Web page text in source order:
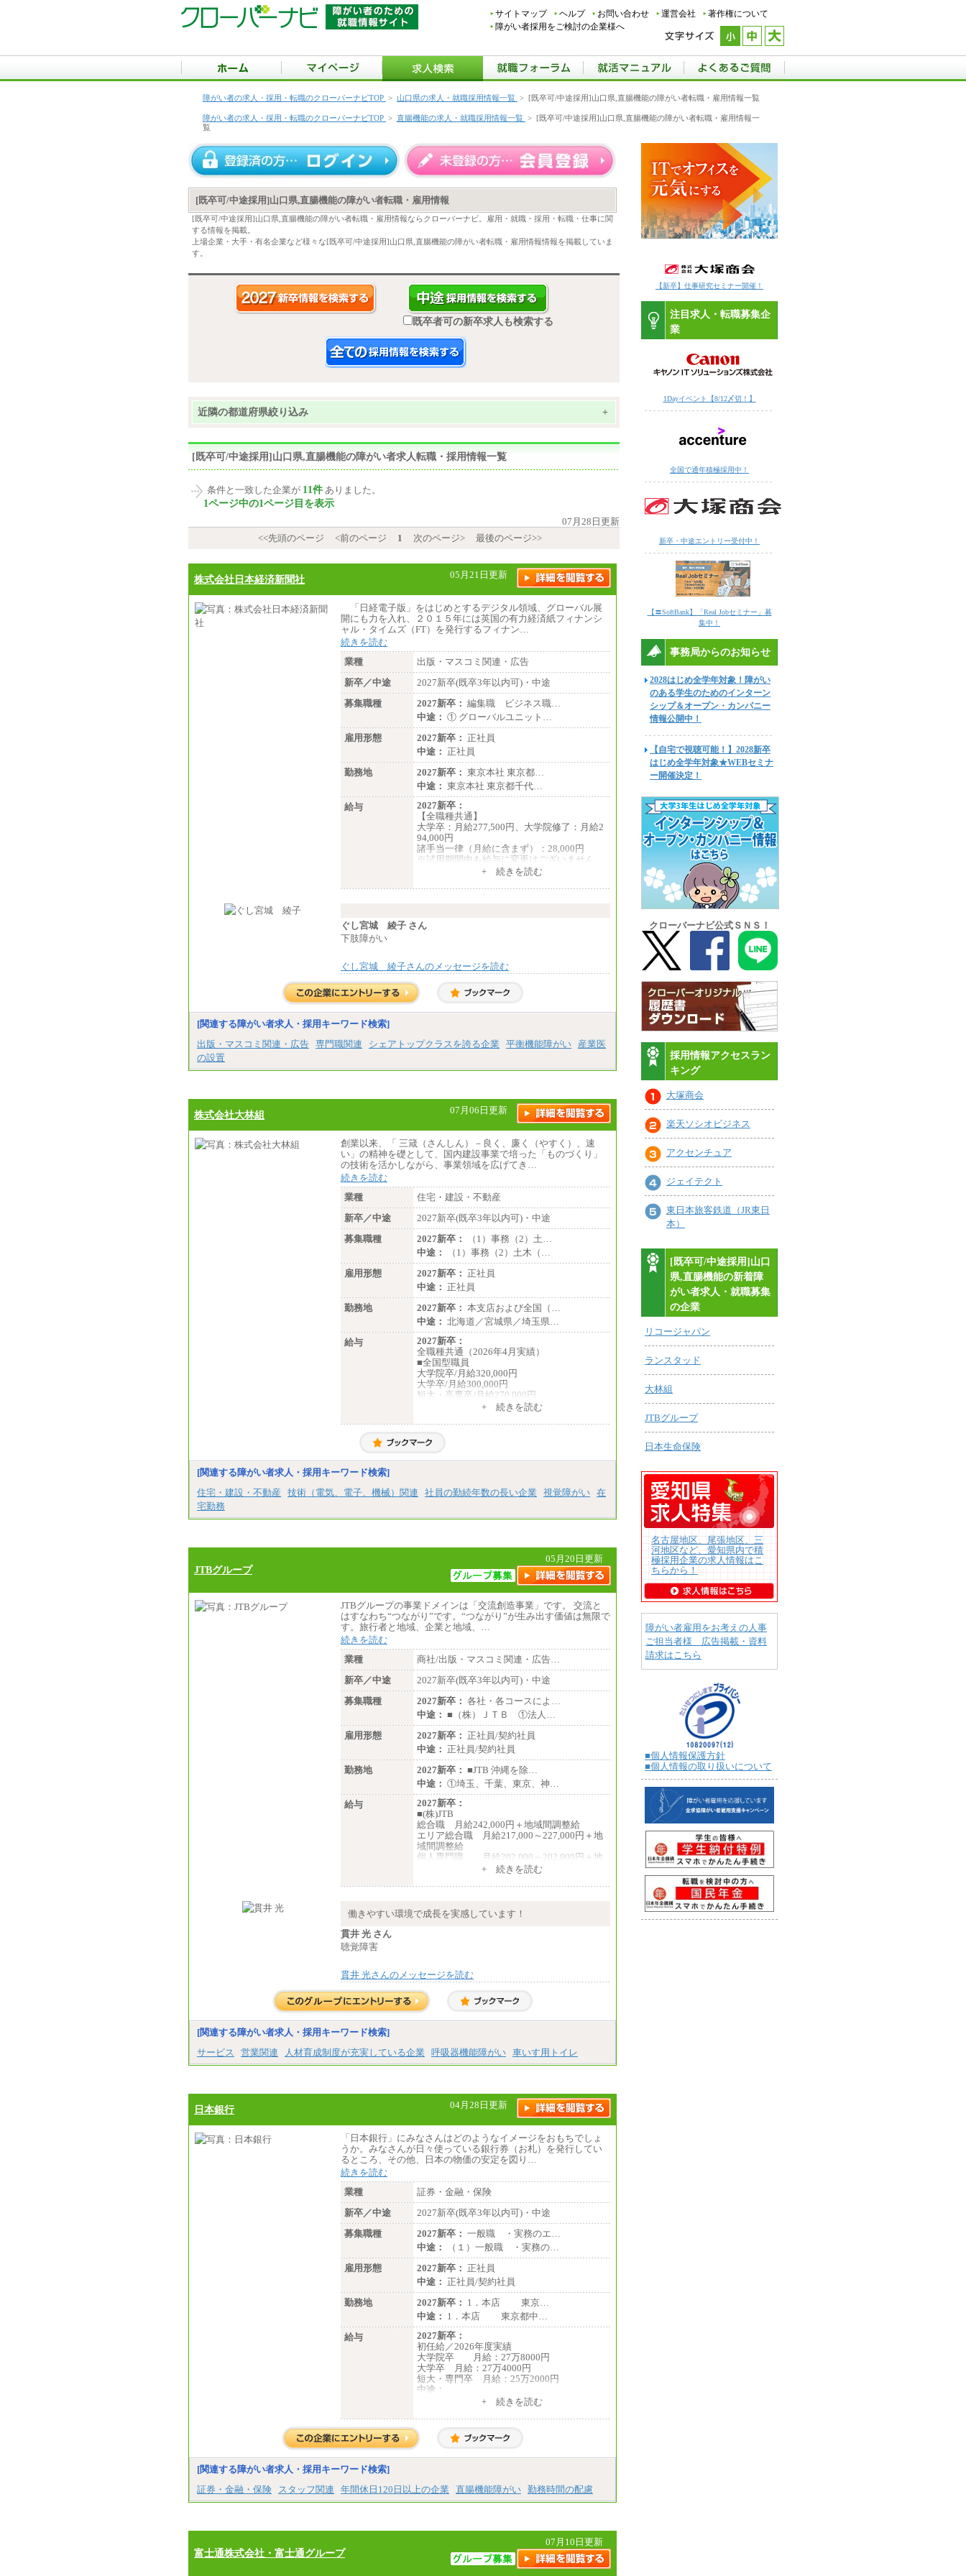
サイトマップ ヘルプ お問い合わせ 運営会社
著作権について
障がい者採用をご検討の企業様へ
障がい者の求人・採用・転職のクローバーナビTOP > 山口県の求人・就職採用情報一覧 > [既卒可/中途採用]山口県,直腸機能の障がい者転職・雇用情報一覧
障がい者の求人・採用・転職のクローバーナビTOP > 直腸機能の求人・就職採用情報一覧 > [既卒可/中途採用]山口県,直腸機能の障がい者転職・雇用情報一
覧
[既卒可/中途採用]山口県,直腸機能の障がい者転職・雇用情報
[既卒可/中途採用]山口県,直腸機能の障がい者転職・雇用情報ならクローバーナビ。雇用・就職・採用・転職・仕事に関
する情報を掲載。
上場企業・大手・有名企業など様々な[既卒可/中途採用]山口県,直腸機能の障がい者転職・雇用情報情報を掲載していま
す。
既卒者可の新卒求人も検索する
近隣の都道府県絞り込み +
[既卒可/中途採用]山口県,直腸機能の障がい者求人転職・採用情報一覧
条件と一致した企業が 11件 ありました。
1ページ中の1ページ目を表示
07月28日更新
<<先頭のページ
<前のページ 1 次のページ> 最後のページ>>
株式会社日本経済新聞社 05月21日更新
「日経電子版」をはじめとするデジタル領域、グローバル展
開にも力を入れ、２０１５年には英国の有力経済紙フィナンシ
ャル・タイムズ（FT）を発行するフィナン…
続きを読む
業種
出版・マスコミ関連・広告
新卒／中途
2027新卒(既卒3年以内可)・中途
募集職種
2027新卒： 編集職 ビジネス職…
中途： ① グローバルユニット…
雇用形態
2027新卒： 正社員
中途： 正社員
勤務地
2027新卒： 東京本社 東京都…
中途： 東京本社 東京都千代…
給与
2027新卒：
【全職種共通】
大学卒：月給277,500円、大学院修了：月給2
94,000円
諸手当一律（月給に含まず）：28,000円
※試用期間中も給与に変更はございません
月給370,000円～
※試用期間中も給与に変更はございません。
+ 続きを読む
ぐし宮城 綾子 さん
下肢障がい
ぐし宮城 綾子さんのメッセージを読む
[関連する障がい者求人・採用キーワード検索]
出版・マスコミ関連・広告 専門職関連 シェアトップクラスを誇る企業 平衡機能障がい
産業医
の設置
株式会社大林組 07月06日更新
創業以来、「 三箴（さんしん）－良く、廉く（やすく）、速
い」の精神を礎として、国内建設事業で培った「ものづくり」
の技術を活かしながら、事業領域を広げてき…
続きを読む
業種
住宅・建設・不動産
新卒／中途
2027新卒(既卒3年以内可)・中途
募集職種
2027新卒：
（1）事務（2）土…
中途：
（1）事務（2）土木（…
雇用形態
2027新卒： 正社員
中途： 正社員
勤務地
2027新卒： 本支店および全国（…
中途： 北海道／宮城県／埼玉県…
給与
2027新卒：
全職種共通（2026年4月実績）
■全国型職員
大学院卒/月給320,000円
大学卒/月給300,000円
短大・高専卒/月給270,000円
大学院卒/月給256,000円～288,000円
大学卒/月給240,000円～270,000円
短大・高専卒/月給216,000円～243,000円
大学卒/月給219,000円～246,000円
との生計費などの地域差指数を勘案して拠点
全職種共通
226,600円～390,100円（勤務地域等により異
なります）
・ご経験やスキルを考慮し、選考の中で決定
いたします。
+ 続きを読む
[関連する障がい者求人・採用キーワード検索]
住宅・建設・不動産
技術（電気、電子、機械）関連 社員の勤続年数の長い企業 視覚障がい 在
宅勤務
JTBグループ
05月20日更新
JTBグループの事業ドメインは「交流創造事業」です。 交流と
はすなわち“つながり”です。“つながり”が生み出す価値は無限で
す。旅行者と地域、企業と地域、…
続きを読む
業種
商社/出版・マスコミ関連・広告…
新卒／中途
2027新卒(既卒3年以内可)・中途
募集職種
2027新卒： 各社・各コースによ…
中途： ■（株）ＪＴＢ ①法人…
雇用形態
2027新卒： 正社員/契約社員
中途： 正社員/契約社員
勤務地
2027新卒： ■JTB 沖縄を除…
中途： ①埼玉、千葉、東京、神…
給与
2027新卒：
■(株)JTB
総合職 月給242,000円＋地域間調整給
エリア総合職 月給217,000～227,000円＋地
域間調整給
個人専門職 月給202,000～202,000円＋地
※詳細はJTBキャリアサイトよりご確認くだ
さい。
■(株)JTB商事
総合職 月給208,000～235,000円
■(株)JTBパブリッシング ※2027年新卒募集
終了
総合職 月給271,000円
整給
エリア総合職 月給206,000円～214,000＋地
さい。
■(株)JTBコミュニケーションデザイン
総合職 月給230,000円
みなし残業手当：20,000円（一律支給）※
みなし残業手当の残業時間は10.43時間。
※超過勤務手当：みなし残業時間を超える
エリアサポート職 月給188,000円
※超過勤務手当：残業時間については全額
時間外手当を支給。
■（株）JTBグローバルマーケティング＆トラ
ベル
総合職 月給242,000円＋地域間調整給
訪日事業職 月給202,000～227,000円＋地域
間調整給
※詳細はJTBキャリアサイトよりご確認くだ
さい。
■(株)JTBビジネストランスフォーム
総合職 月給205,000～225,000円＋地域間調
整給
エリア総合職 月給185,000円＋地域間調整
給
※詳細はJTBキャリアサイトよりご確認くだ
さい。
■(株)JTBデータサービス ※2027年新卒募集
終了
※詳細はJTBキャリアサイトよりご確認くだ
※詳細はJTBキャリアサイトよりご確認くだ
さい。
■(株)JTBビジネストランスフォーム
有期契約職 月給185,000～195,000円
※詳細はJTBキャリアサイトよりご確認くだ
+ 続きを読む
働きやすい環境で成長を実感しています！
貫井 光 さん
聴覚障害
貫井 光さんのメッセージを読む
[関連する障がい者求人・採用キーワード検索]
サービス
営業関連 人材育成制度が充実している企業 呼吸器機能障がい 車いす用トイレ
日本銀行 04月28日更新
「日本銀行」にみなさんはどのようなイメージをおもちでしょ
うか。みなさんが日々使っている銀行券（お札）を発行してい
るところ、その他、日本の物価の安定を図り…
続きを読む
業種
証券・金融・保険
新卒／中途
2027新卒(既卒3年以内可)・中途
募集職種
2027新卒： 一般職 ・実務のエ…
中途：
（１）一般職 ・実務の…
雇用形態
2027新卒： 正社員
中途： 正社員/契約社員
勤務地
2027新卒： 1．本店 東京…
中途： 1．本店 東京都中…
給与
2027新卒：
初任給／2026年度実績
大学院卒 月給：27万8000円
大学卒 月給：27万4000円
短大・専門卒 月給：25万2000円
中途：
（１）（２）共通
月給：24万0000円～34万8420円
※職務経験等を考慮し決定いたします。
※試用期間中も給与に変更はございません
+ 続きを読む
[関連する障がい者求人・採用キーワード検索]
証券・金融・保険
スタッフ関連 年間休日120日以上の企業 直腸機能障がい 勤務時間の配慮
富士通株式会社・富士通グループ
07月10日更新
【新卒】仕事研究セミナー開催！
注目求人・転職募集企
業
1Dayイベント【8/12〆切！】
全国で通年積極採用中！
新卒・中途エントリー受付中！
【〓SoftBank】「Real Jobセミナー」募
集中！
事務局からのお知らせ
2028はじめ全学年対象！障がい
のある学生のためのインターン
シップ＆オープン・カンパニー
情報公開中！
【自宅で視聴可能！】2028新卒
はじめ全学年対象★WEBセミナ
ー開催決定！
クローバーナビ公式ＳＮＳ！
採用情報アクセスラン
キング
大塚商会
楽天ソシオビジネス
アクセンチュア
ジェイテクト
東日本旅客鉄道（JR東日
本）
[既卒可/中途採用]山口
県,直腸機能の新着障
がい者求人・就職募集
の企業
リコージャパン
ランスタッド
大林組
JTBグループ
日本生命保険
名古屋地区、尾張地区、三
河地区など、愛知県内で積
極採用企業の求人情報はこ
ちらから！
障がい者雇用をお考えの人事
ご担当者様 広告掲載・資料
請求はこちら
■個人情報保護方針
■個人情報の取り扱いについて